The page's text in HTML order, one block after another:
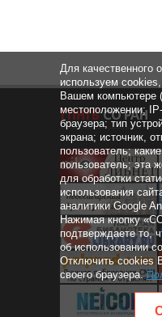
Для качественного
используем
Вашем компьютере
местоположении;
браузера; тип
экрана; источник,
пользователь;
пользователь; эта
для обработки
использования
аналитики Google
Нажимая кнопку
подтверждаете то,
об использовании
Отключить cookies
своего браузера.